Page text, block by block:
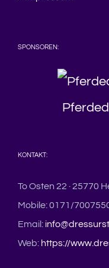
SPONSOREN:
KONTAKT:
To Osten 22 · 25770
Mobile: 0171/
Email:
Web: https://